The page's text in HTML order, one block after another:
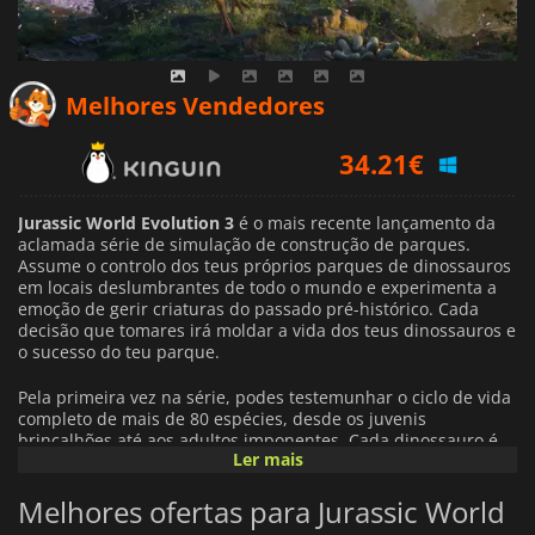
Melhores Vendedores
34.21€
37.99€
Jurassic World Evolution 3 é o mais recente lançamento da
aclamada série de simulação de construção de parques.
Assume o controlo dos teus próprios parques de dinossauros
em locais deslumbrantes de todo o mundo e experimenta a
emoção de gerir criaturas do passado pré-histórico. Cada
decisão que tomares irá moldar a vida dos teus dinossauros e
o sucesso do teu parque.
Pela primeira vez na série, podes testemunhar o ciclo de vida
completo de mais de 80 espécies, desde os juvenis
brincalhões até aos adultos imponentes. Cada dinossauro é
totalmente interativo, formando unidades familiares e
cuidadosa dos seus habitats, monitorize a sua genética e
oriente-os à medida que crescem e evoluem, criando um
Ler mais
Melhores ofertas para Jurassic World